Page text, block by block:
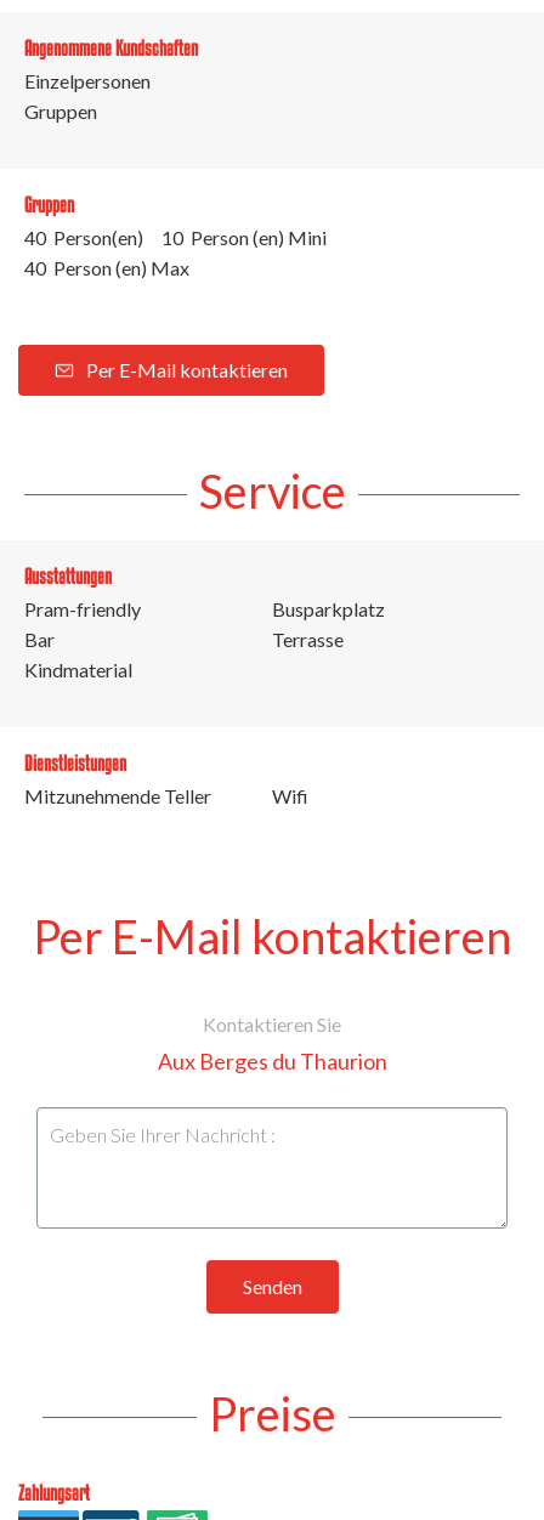
Angenommene Kundschaften
Einzelpersonen
Gruppen
Gruppen
40 Person(en)
10 Person (en) Mini
40 Person (en) Max
Per E-Mail kontaktieren
Service
Ausstattungen
Pram-friendly
Bar
Kindmaterial
Busparkplatz
Terrasse
Dienstleistungen
Mitzunehmende Teller
Wifi
Per E-Mail kontaktieren
Kontaktieren Sie
Aux Berges du Thaurion
Senden
Preise
Zahlungsart